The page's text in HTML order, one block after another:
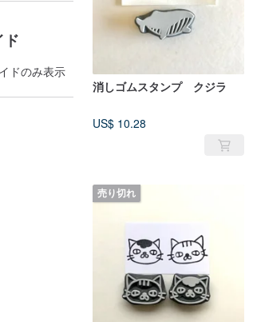
ド
ドのみ表示
消しゴムスタンプ クジラ
US$ 10.28
売り切れ